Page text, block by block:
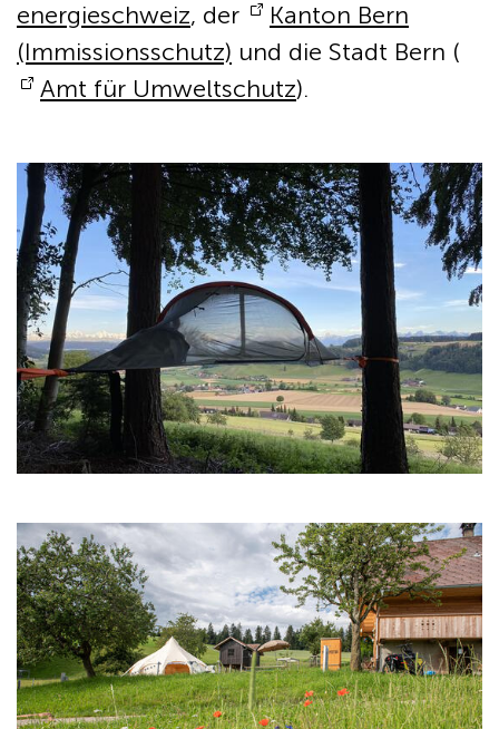
energieschweiz, der
Kanton Bern
(Immissionsschutz) und die Stadt Bern (
Amt für Umweltschutz).